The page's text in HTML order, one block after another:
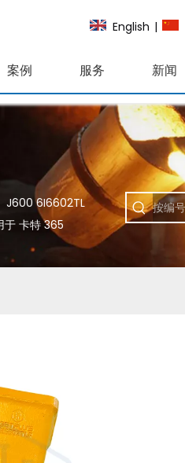
English |
案例 服务 新闻
J600 6I6602TL
于 卡特 365